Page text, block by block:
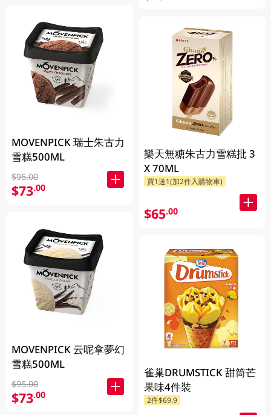
MOVENPICK 瑞士朱古力
雪糕500ML
$95.00
$73.00
MOVENPICK 云呢拿夢幻
雪糕500ML
$95.00
$73.00
樂天無糖朱古力雪糕批 3
X 70ML
買1送1(加2件入購物車)
$65.00
雀巢DRUMSTICK 甜筒芒
果味4件裝
2件$69.9